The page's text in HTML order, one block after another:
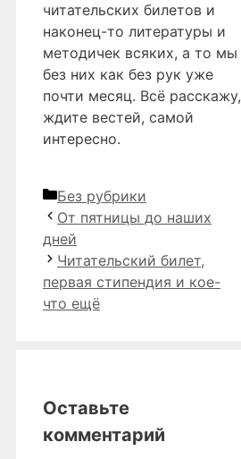
читательских билетов и
наконец-то литературы и
методичек всяких, а то мы
без них как без рук уже
почти месяц. Всё расскажу,
ждите вестей, самой
интересно.
Рубрики
Без рубрики
От пятницы до наших
дней
Читательский билет,
первая стипендия и кое-
что ещё
Оставьте
комментарий